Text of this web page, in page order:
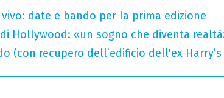
date e bando per la prima edizione
Hollywood: «un sogno che diventa
(con recupero dell’edificio dell'ex Harry’s